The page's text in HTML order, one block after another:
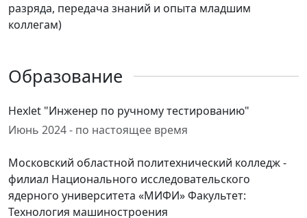
разряда, передача знаний и опыта младшим
коллегам)
Образование
Hexlet "Инженер по ручному тестированию"
Июнь 2024 - по настоящее время
Московский областной политехнический колледж -
филиал Национального исследовательского
ядерного университета «МИФИ» Факультет:
Технология машиностроения